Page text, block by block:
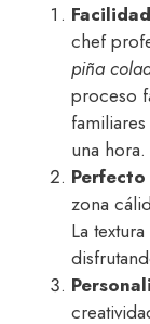
chef
piña
proceso
una hora.
zona
La